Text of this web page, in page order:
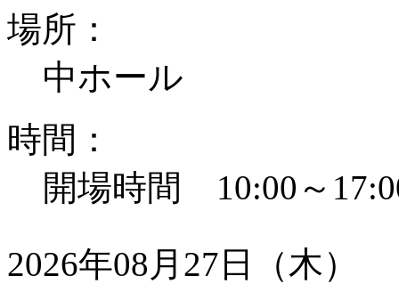
場所：
中ホール
時間：
開場時間 10:00～
2026年08月27日（木）